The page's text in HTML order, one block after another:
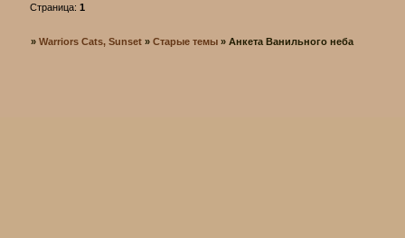
Страница:1
»Warriors Cats, Sunset »Старые темы »Анкета Ванильного неба